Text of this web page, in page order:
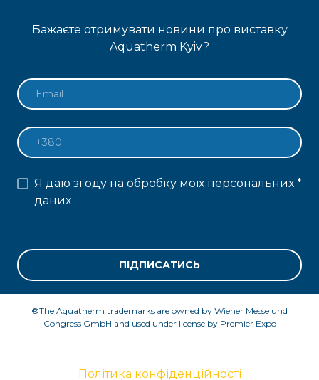
Бажаєте отримувати новини про виставку
Aquatherm Kyiv?
Я даю згоду на обробку моїх персональних
даних
*
ПІДПИСАТИСЬ
®The Aquatherm trademarks are owned by Wiener Messe und
Congress GmbH and used under license by Premier Expo
Політика конфіденційності